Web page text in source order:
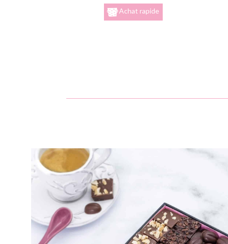
Achat rapide